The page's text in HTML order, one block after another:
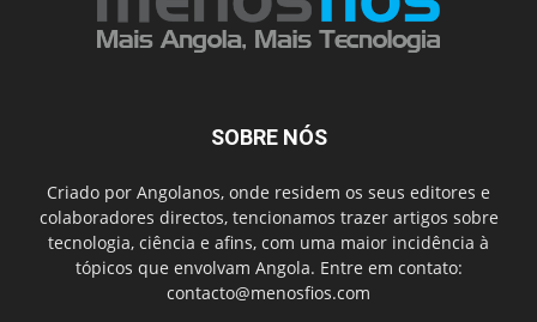
SOBRE NÓS
Criado por Angolanos, onde residem os seus editores e
colaboradores directos, tencionamos trazer artigos sobre
tecnologia, ciência e afins, com uma maior incidência à
tópicos que envolvam Angola. Entre em contato:
contacto@menosfios.com